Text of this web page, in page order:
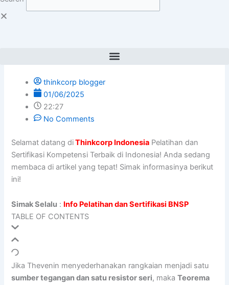
thinkcorp blogger
01/06/2025
22:27
No Comments
Selamat datang diThinkcorp Indonesia Pelatihan dan
Sertifikasi Kompetensi Terbaik di Indonesia! Anda sedang
membaca di artikel yang tepat! Simak informasinya berikut
ini!
Simak Selalu : Info Pelatihan dan Sertifikasi BNSP
TABLE OF CONTENTS
Jika Thevenin menyederhanakan rangkaian menjadi satu
sumber tegangan dan satu resistor seri, makaTeorema